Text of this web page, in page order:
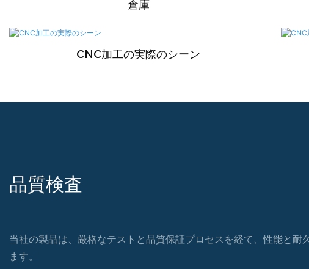
倉庫
CNC加工の実際のシーン
当社の製品は、厳格なテストと品質保証プロセスを経て、性能と
ます。